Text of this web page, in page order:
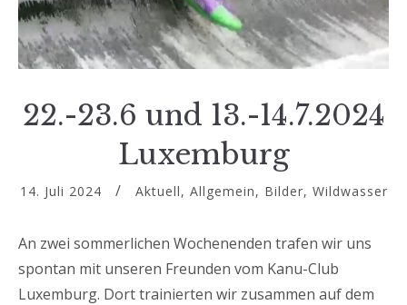
22.-23.6 und 13.-14.7.2024
Luxemburg
14. Juli 2024 Aktuell, Allgemein, Bilder, Wildwasser
An zwei sommerlichen Wochenenden trafen wir uns
spontan mit unseren Freunden vom Kanu-Club
Luxemburg. Dort trainierten wir zusammen auf dem